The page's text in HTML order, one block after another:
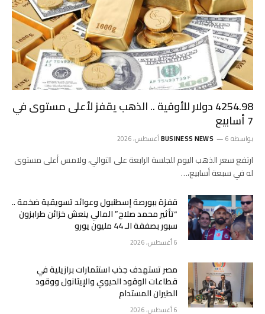
4254.98 دولار للأوقية .. الذهب يقفز لأعلى مستوى في
7 أسابيع
بواسطة BUSINESS NEWS 6 أغسطس، 2026
ارتفع ‌سعر الذهب اليوم للجلسة الرابعة على التوالي، ولامس ‌أعلى مستوى
له في سبعة أسابيع،…
قفزة ببورصة إسطنبول وعوائد تسويقية ضخمة ..
“تأثير محمد صلاح” المالي ينعش خزائن طرابزون
سبور بصفقة الـ 44 مليون يورو
6 أغسطس، 2026
مصر تستهدف جذب استثمارات برازيلية في
قطاعات الوقود الحيوي والإيثانول ووقود
الطيران المستدام
6 أغسطس، 2026